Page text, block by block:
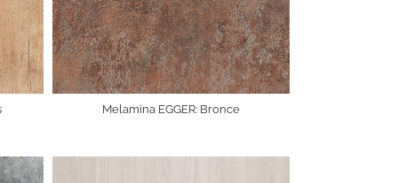
Melamina EGGER: Bronce